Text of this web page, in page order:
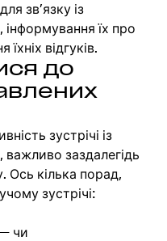
зв’язку із
їх про
відгуків.
до
зустрічі із
заздалегідь
Ось кілька порад,
зустрічі:
чи